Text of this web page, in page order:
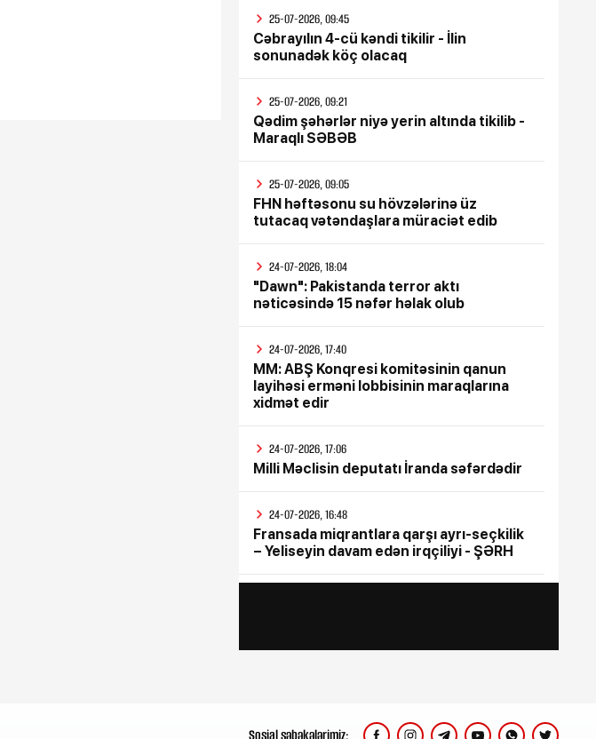
25-07-2026, 09:45
Cəbrayılın 4-cü kəndi tikilir - İlin
sonunadək köç olacaq
25-07-2026, 09:21
Qədim şəhərlər niyə yerin altında tikilib -
Maraqlı SƏBƏB
25-07-2026, 09:05
FHN həftəsonu su hövzələrinə üz
tutacaq vətəndaşlara müraciət edib
24-07-2026, 18:04
"Dawn": Pakistanda terror aktı
nəticəsində 15 nəfər həlak olub
24-07-2026, 17:40
MM: ABŞ Konqresi komitəsinin qanun
layihəsi erməni lobbisinin maraqlarına
xidmət edir
24-07-2026, 17:06
Milli Məclisin deputatı İranda səfərdədir
24-07-2026, 16:48
Fransada miqrantlara qarşı ayrı-seçkilik
– Yeliseyin davam edən irqçiliyi - ŞƏRH
var
Sosial şəbəkələrimiz: